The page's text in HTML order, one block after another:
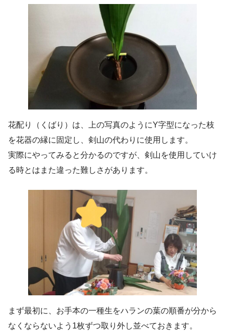
花配り（くばり）は、上の写真のようにY字型になった枝
を花器の縁に固定し、剣山の代わりに使用します。
実際にやってみると分かるのですが、剣山を使用していけ
る時とはまた違った難しさがあります。
まず最初に、お手本の一種生をハランの葉の順番が分から
なくならないよう1枚ずつ取り外し並べておきます。